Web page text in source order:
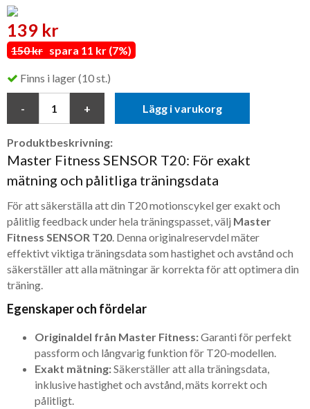
139 kr
150 kr spara 11 kr (7%)
Finns i lager (10 st.)
Lägg i varukorg
Produktbeskrivning:
Master Fitness SENSOR T20: För exakt
mätning och pålitliga träningsdata
För att säkerställa att din T20 motionscykel ger exakt och
pålitlig feedback under hela träningspasset, välj Master
Fitness SENSOR T20. Denna originalreservdel mäter
effektivt viktiga träningsdata som hastighet och avstånd och
säkerställer att alla mätningar är korrekta för att optimera din
träning.
Egenskaper och fördelar
Originaldel från Master Fitness:Garanti för perfekt
passform och långvarig funktion för T20-modellen.
Exakt mätning:Säkerställer att alla träningsdata,
inklusive hastighet och avstånd, mäts korrekt och
pålitligt.